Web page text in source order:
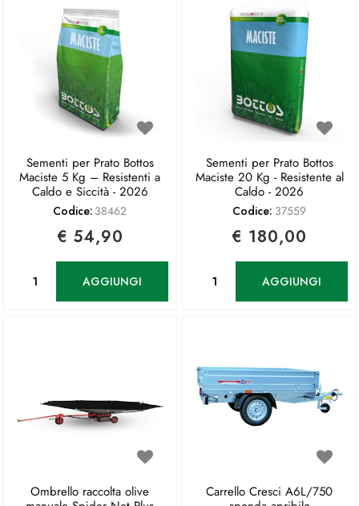
Sementi per Prato Bottos
Maciste 5 Kg – Resistenti a
Caldo e Siccità - 2026
Codice: 38462
€ 54,90
AGGIUNGI
Sementi per Prato Bottos
Maciste 20 Kg - Resistente al
Caldo - 2026
Codice: 37559
€ 180,00
AGGIUNGI
Ombrello raccolta olive
Carrello Cresci A6L/750